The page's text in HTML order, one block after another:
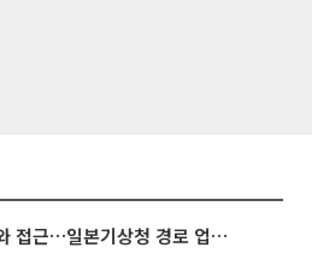
태풍 '돌핀' 오키나와 접근…일본기상청 경로 업데이트